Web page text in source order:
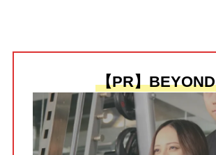
【PR】BEYOND